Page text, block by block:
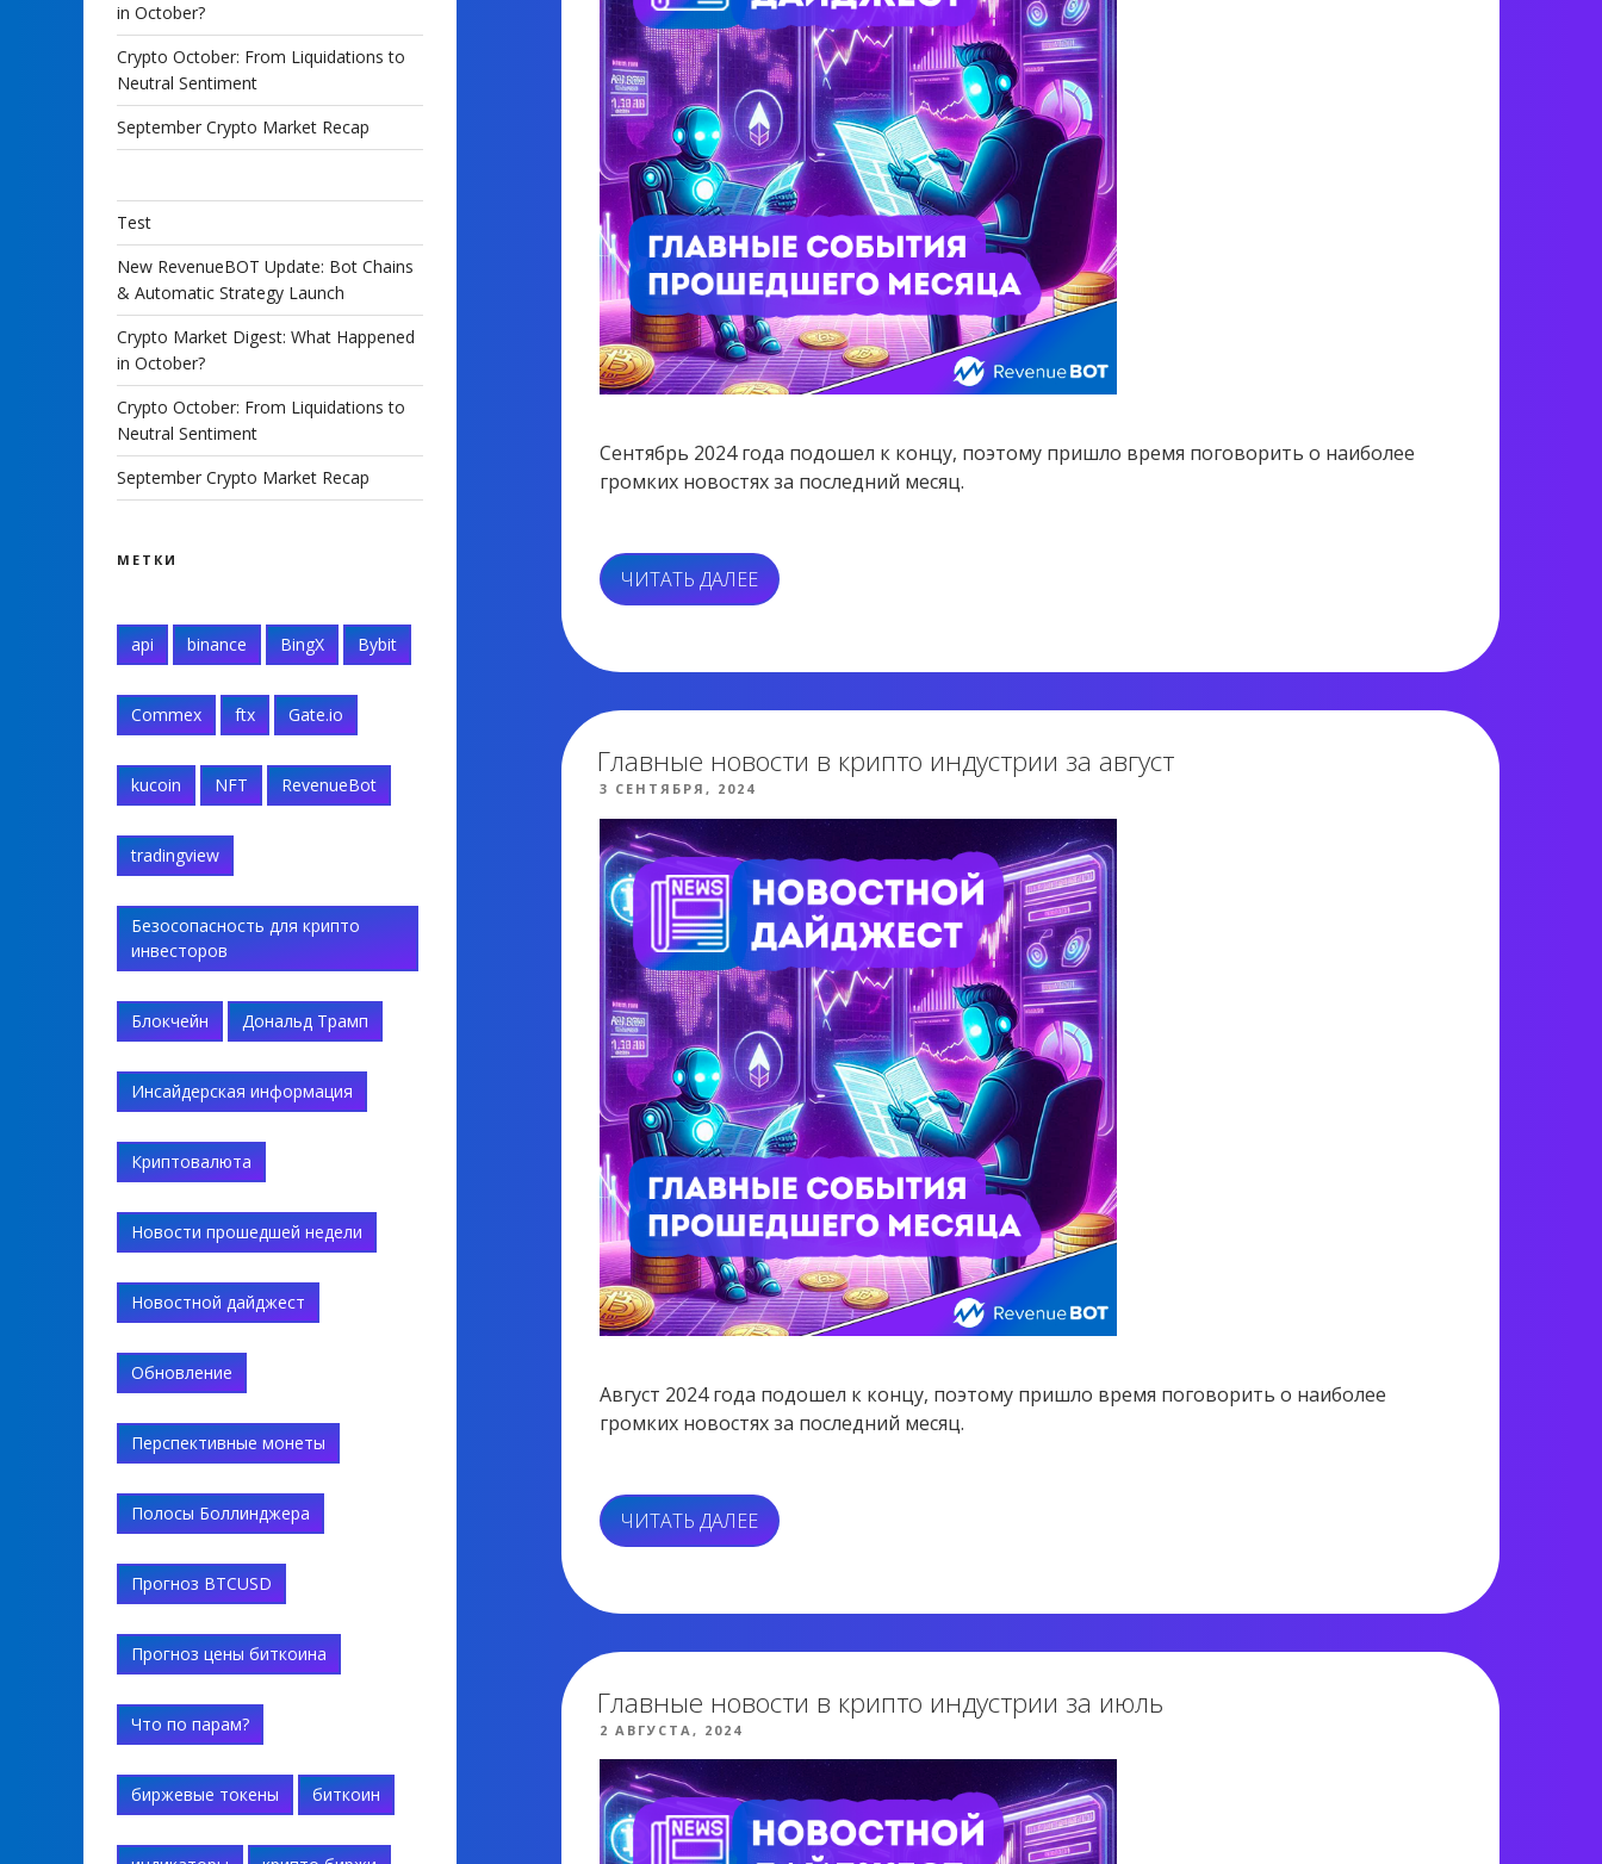
Сентябрь 2024 года подошел к концу, поэтому пришло время поговорить о наиболее
громких новостях за последний месяц.
ЧИТАТЬ ДАЛЕЕ«ГЛАВНЫЕ
НОВОСТИ
СЕНТЯБРЬ»
Главные новости в крипто индустрии за август
ОПУБЛИКОВАНО
3 СЕНТЯБРЯ, 2024
Август 2024 года подошел к концу, поэтому пришло время поговорить о наиболее
громких новостях за последний месяц.
ЧИТАТЬ ДАЛЕЕ«ГЛАВНЫЕ
НОВОСТИ
Главные новости в крипто индустрии за июль
ОПУБЛИКОВАНО
2 АВГУСТА, 2024
in October?
Crypto October: From Liquidations to
Neutral Sentiment
September Crypto Market Recap
Test
New RevenueBOT Update: Bot Chains
& Automatic Strategy Launch
Crypto Market Digest: What Happened
in October?
Crypto October: From Liquidations to
Neutral Sentiment
September Crypto Market Recap
МЕТКИ
api binance BingX Bybit
Commex ftx Gate.io
kucoin NFT RevenueBot
tradingview
Безосопасность для крипто
инвесторов
Блокчейн Дональд Трамп
Инсайдерская информация
Криптовалюта
Новости прошедшей недели
Новостной дайджест
Обновление
Перспективные монеты
Полосы Боллинджера
Прогноз BTCUSD
Прогноз цены биткоина
Что по парам?
биржевые токены биткоин